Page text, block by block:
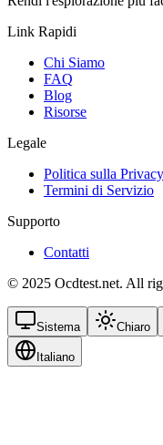
Link Rapidi
Chi Siamo
FAQ
Blog
Risorse
Legale
Politica sulla Privacy
Termini di Servizio
Supporto
Contatti
© 2025 Ocdtest.net. All
Sistema Chiaro
Italiano